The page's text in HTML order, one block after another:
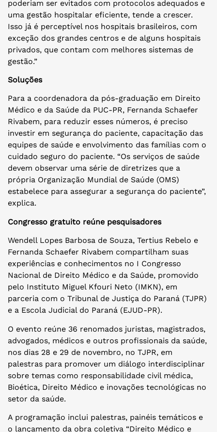
poderiam ser evitados com protocolos adequados e
uma gestão hospitalar eficiente, tende a crescer.
Isso já é perceptível nos hospitais brasileiros, com
exceção dos grandes centros e de alguns hospitais
privados, que contam com melhores sistemas de
gestão.”
Soluções
Para a coordenadora da pós-graduação em Direito
Médico e da Saúde da PUC-PR, Fernanda Schaefer
Rivabem, para reduzir esses números, é preciso
investir em segurança do paciente, capacitação das
equipes de saúde e envolvimento das famílias com o
cuidado seguro do paciente. “Os serviços de saúde
devem observar uma série de diretrizes que a
própria Organização Mundial de Saúde (OMS)
estabelece para assegurar a segurança do paciente”,
explica.
Congresso gratuito reúne pesquisadores
Wendell Lopes Barbosa de Souza, Tertius Rebelo e
Fernanda Schaefer Rivabem compartilham suas
experiências e conhecimentos no I Congresso
Nacional de Direito Médico e da Saúde, promovido
pelo Instituto Miguel Kfouri Neto (IMKN), em
parceria com o Tribunal de Justiça do Paraná (TJPR)
e a Escola Judicial do Paraná (EJUD-PR).
O evento reúne 36 renomados juristas, magistrados,
advogados, médicos e outros profissionais da saúde,
nos dias 28 e 29 de novembro, no TJPR, em
palestras para promover um diálogo interdisciplinar
sobre temas como responsabilidade civil médica,
Bioética, Direito Médico e inovações tecnológicas no
setor da saúde.
A programação inclui palestras, painéis temáticos e
o lançamento da obra coletiva “Direito Médico e